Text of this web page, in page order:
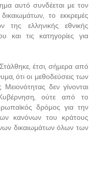
αυτό συνδέεται με τον
το εκκρεμές
ελληνικής εθνικής
και τις κατηγορίες για
έτσι, σήμερα από
ότι οι μεθοδεύσεις των
δεν γίνονται
ούτε από το
δρόμος για την
κανόνων του κράτους
δικαιωμάτων όλων των